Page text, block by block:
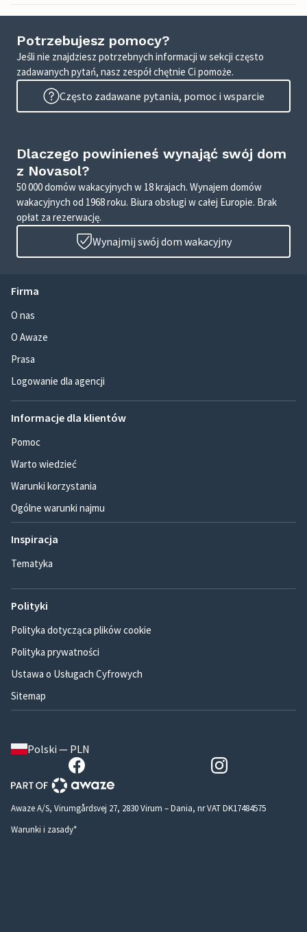
Potrzebujesz pomocy?
Jeśli nie znajdziesz potrzebnych informacji w sekcji często
zadawanych pytań, nasz zespół chętnie Ci pomoże.
Często zadawane pytania, pomoc i wsparcie
Dlaczego powinieneś wynająć swój dom
z Novasol?
50 000 domów wakacyjnych w 18 krajach. Wynajem domów
wakacyjnych od 1968 roku. Biura obsługi w całej Europie. Brak
opłat za rezerwację.
Wynajmij swój dom wakacyjny
Firma
O nas
O Awaze
Prasa
Logowanie dla agencji
Informacje dla klientów
Pomoc
Warto wiedzieć
Warunki korzystania
Ogólne warunki najmu
Inspiracja
Tematyka
Polityki
Polityka dotycząca plików cookie
Polityka prywatności
Ustawa o Usługach Cyfrowych
Sitemap
Polski — PLN
Awaze A/S, Virumgårdsvej 27, 2830 Virum – Dania, nr VAT DK17484575
Warunki i zasady*